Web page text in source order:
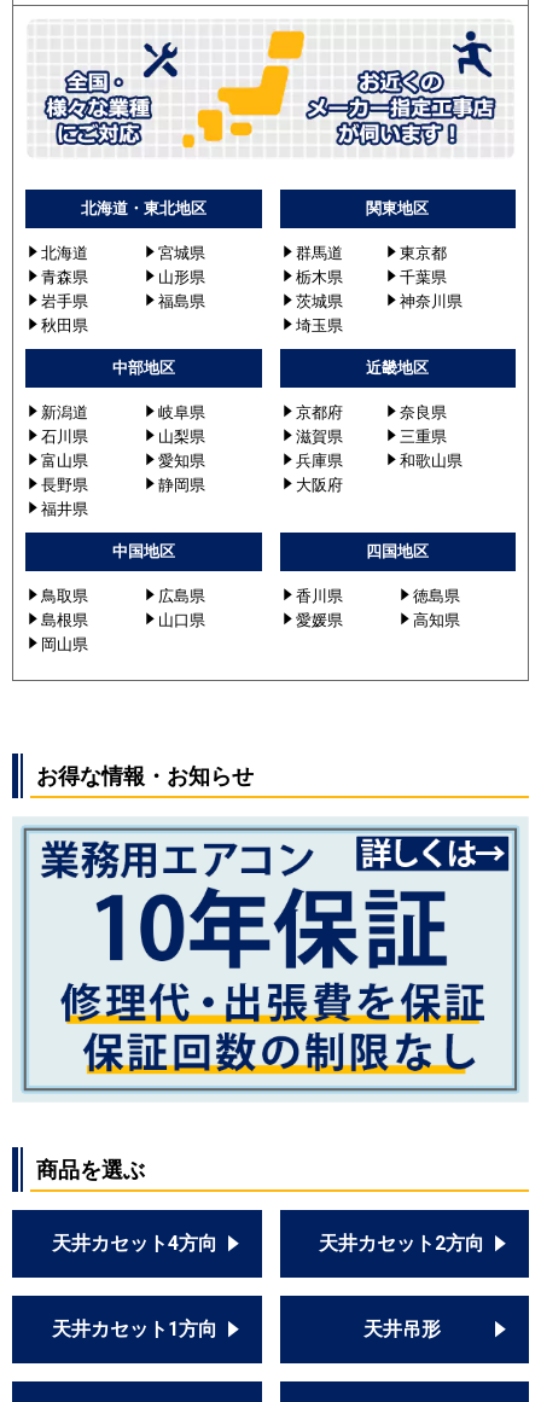
北海道・東北地区
北海道
宮城県
青森県
山形県
岩手県
福島県
秋田県
関東地区
群馬道
東京都
栃木県
千葉県
茨城県
神奈川県
埼玉県
中部地区
新潟道
岐阜県
石川県
山梨県
富山県
愛知県
長野県
静岡県
福井県
近畿地区
京都府
奈良県
滋賀県
三重県
兵庫県
和歌山県
大阪府
中国地区
鳥取県
広島県
島根県
山口県
岡山県
四国地区
香川県
徳島県
愛媛県
高知県
お得な情報・お知らせ
商品を選ぶ
天井カセット4方向 天井カセット2方向
天井カセット1方向 天井吊形